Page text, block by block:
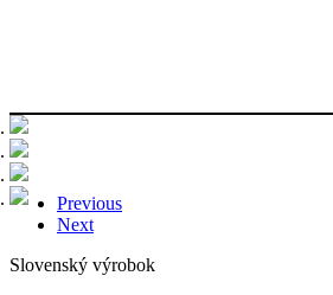
Previous
Next
Slovenský výrobok